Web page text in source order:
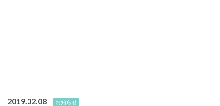
2019.02.08 お知らせ